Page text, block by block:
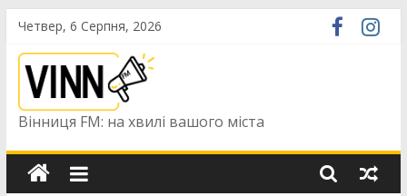
Skip
content
Четвер, 6 Серпня, 2026
Вінниця FM: на хвилі вашого міста